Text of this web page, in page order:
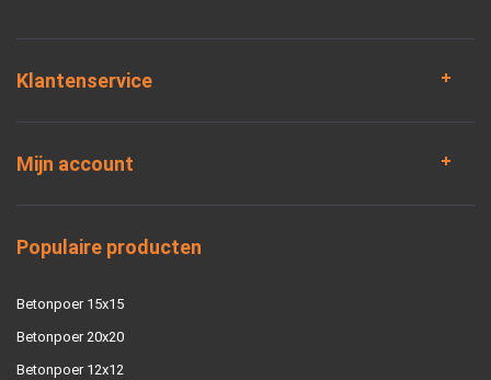
Klantenservice
Mijn account
Populaire producten
Betonpoer 15x15
Betonpoer 20x20
Betonpoer 12x12